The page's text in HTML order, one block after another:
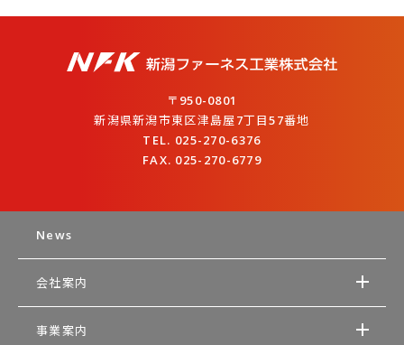
〒950-0801
新潟県新潟市東区津島屋7丁目57番地
TEL. 025-270-6376
FAX. 025-270-6779
News
会社案内
事業案内